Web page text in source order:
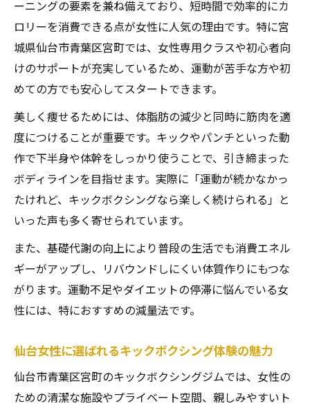
キックボクシングで全身脂肪燃焼を目指す
方法
女性が始めやすいキックボクシング初級ト
レーニング
量習慣
初心者も安心のキックボクシング基本ステ
キックボクシングの全身運動がもたらす効
果
キックボクシングで続くダイエットのコツ
女性が無理なく続けるための体験レッスン
活用術
準
実践しやすいキックボクシング減量メニュ
ー
ーニングの要素を兼ね備えており、短時間で効率的にカ
ロリーを消費できる点が女性に人気の理由です。特に宮
城県仙台市青葉区宮町では、女性専用クラスや初心者向
けのサポートが充実しているため、運動が苦手な方や初
めての方でも安心してスタートできます。
美しく痩せるためには、体脂肪の減少と同時に筋肉を適
度につけることが重要です。キックやパンチといった動
作で下半身や体幹をしっかり使うことで、引き締まった
ボディラインを目指せます。実際に「運動が続かなかっ
たけれど、キックボクシングなら楽しく続けられる」と
いった声も多く寄せられています。
また、基礎代謝の向上により普段の生活でも消費エネル
ギーがアップし、リバウンドしにくい体質作りにもつな
がります。運動不足やダイエットの停滞に悩んでいる女
性には、特におすすめの減量法です。
仙台女性に選ばれるキックボクシング体験の魅力
仙台市青葉区宮町のキックボクシングジムでは、女性の
ための清潔な施設やプライベート空間、親しみやすいト